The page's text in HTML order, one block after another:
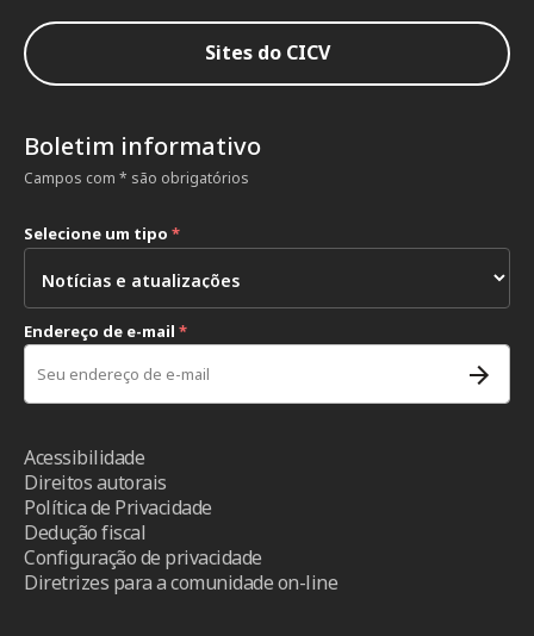
Sites do CICV
Boletim informativo
Campos com * são obrigatórios
Selecione um tipo *
Endereço de e-mail *
Acessibilidade
Direitos autorais
Política de Privacidade
Dedução fiscal
Configuração de privacidade
Diretrizes para a comunidade on-line